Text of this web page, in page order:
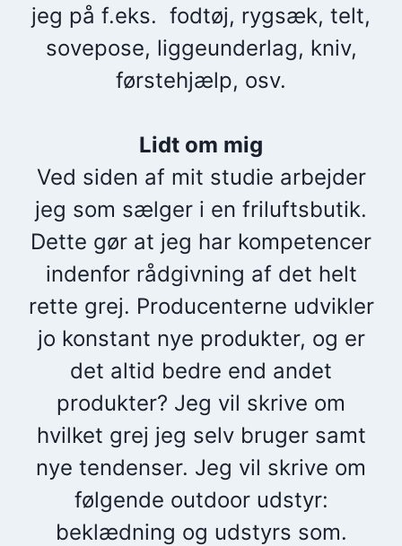
jeg på f.eks. fodtøj, rygsæk, telt,
sovepose, liggeunderlag, kniv,
førstehjælp, osv.
Lidt om mig
Ved siden af mit studie arbejder
jeg som sælger i en friluftsbutik.
Dette gør at jeg har kompetencer
indenfor rådgivning af det helt
rette grej. Producenterne udvikler
jo konstant nye produkter, og er
det altid bedre end andet
produkter? Jeg vil skrive om
hvilket grej jeg selv bruger samt
nye tendenser. Jeg vil skrive om
følgende outdoor udstyr:
beklædning og udstyrs som.